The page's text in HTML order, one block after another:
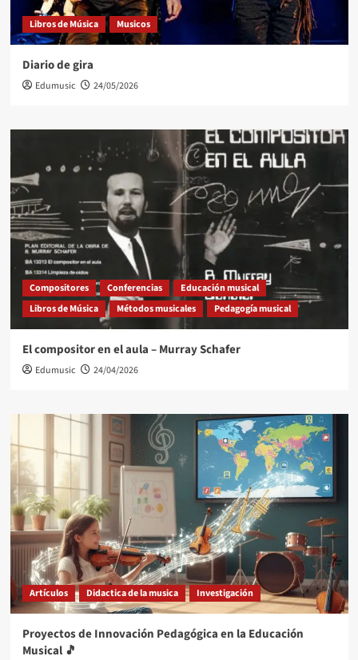
Libros de Música Musicos
Diario de gira
Edumusic 24/05/2026
Compositores Conferencias
Educación musical
Libros de Música
Métodos musicales Pedagogía musical
El compositor en el aula – Murray Schafer
Edumusic 24/04/2026
Artículos Didactica de la musica Investigación
Proyectos de Innovación Pedagógica en la Educación
Musical 🎵